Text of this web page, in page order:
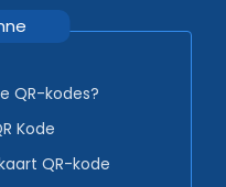
QR-kodes?
Kode
QR-kode